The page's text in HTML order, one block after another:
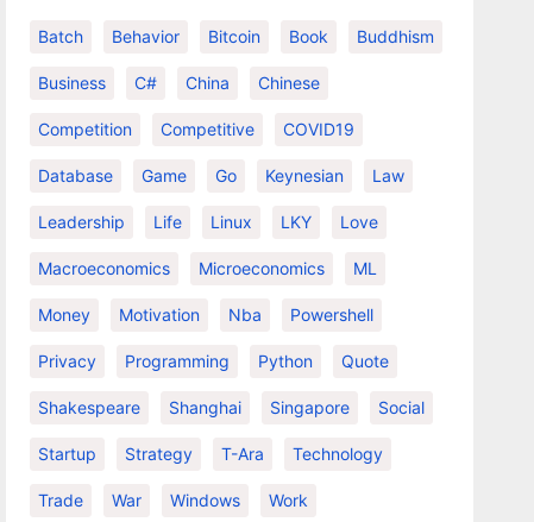
Batch Behavior Bitcoin Book Buddhism
Business C# China Chinese
Competition Competitive COVID19
Database Game Go Keynesian Law
Leadership Life Linux LKY Love
Macroeconomics Microeconomics ML
Money Motivation Nba Powershell
Privacy Programming Python Quote
Shakespeare Shanghai Singapore Social
Startup Strategy T-Ara Technology
Trade War Windows Work